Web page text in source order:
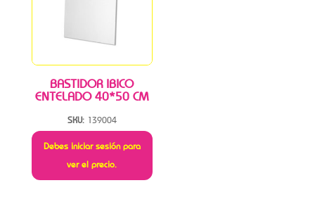
BASTIDOR IBICO
ENTELADO 40*50 CM
SKU: 139004
Debes iniciar sesión para
ver el precio.